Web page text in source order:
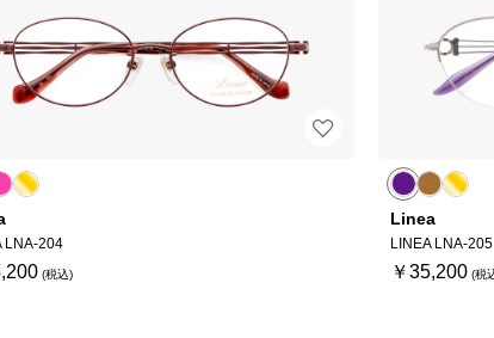
LNA-204
Linea
LINEA LNA-205
￥35,200